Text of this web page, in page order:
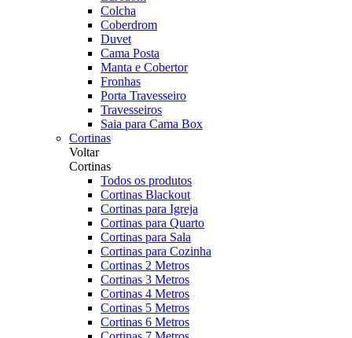
Colcha
Coberdrom
Duvet
Cama Posta
Manta e Cobertor
Fronhas
Porta Travesseiro
Travesseiros
Saia para Cama Box
Cortinas
Voltar
Cortinas
Todos os produtos
Cortinas Blackout
Cortinas para Igreja
Cortinas para Quarto
Cortinas para Sala
Cortinas para Cozinha
Cortinas 2 Metros
Cortinas 3 Metros
Cortinas 4 Metros
Cortinas 5 Metros
Cortinas 6 Metros